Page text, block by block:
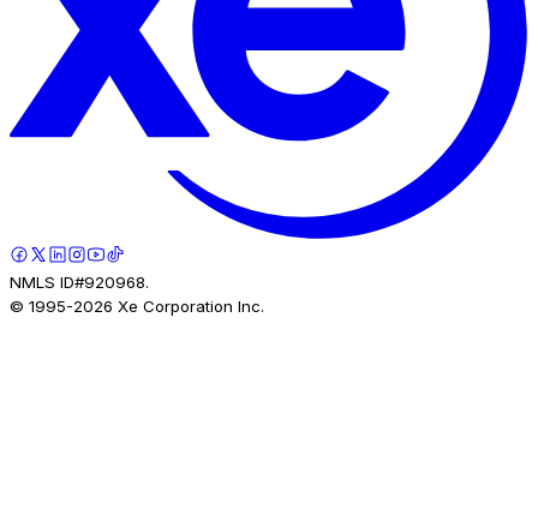
NMLS ID#920968.
© 1995-2026 Xe Corporation Inc.